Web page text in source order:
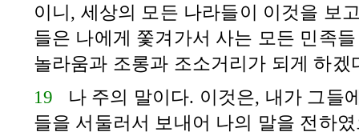
이니, 세상의 모든 나라들이 이것을 보
들은 나에게 쫓겨가서 사는 모든 민족
놀라움과 조롱과 조소거리가 되게 하겠
19 나 주의 말이다. 이것은, 내가 그들
들을 서둘러서 보내어 나의 말을 전하